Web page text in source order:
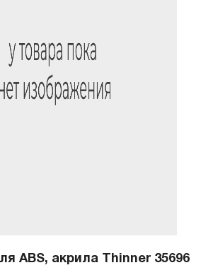
ABS, акрила Thinner 35696